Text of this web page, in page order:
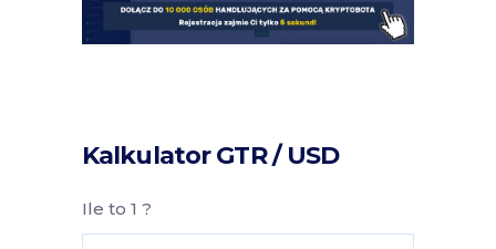
Kalkulator GTR / USD
Ile to 1 ?